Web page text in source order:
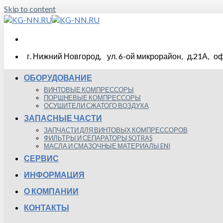
Skip to content
г. Нижний Новгород, ул. 6-ой микрорайон, д.21А,
ОБОРУДОВАНИЕ
ВИНТОВЫЕ КОМПРЕССОРЫ
ПОРШНЕВЫЕ КОМПРЕССОРЫ
ОСУШИТЕЛИ СЖАТОГО ВОЗДУХА
ЗАПАСНЫЕ ЧАСТИ
ЗАПЧАСТИ ДЛЯ ВИНТОВЫХ КОМПРЕССОРОВ
ФИЛЬТРЫ И СЕПАРАТОРЫ SOTRAS
МАСЛА И СМАЗОЧНЫЕ МАТЕРИАЛЫ ENI
СЕРВИС
ИНФОРМАЦИЯ
О КОМПАНИИ
КОНТАКТЫ